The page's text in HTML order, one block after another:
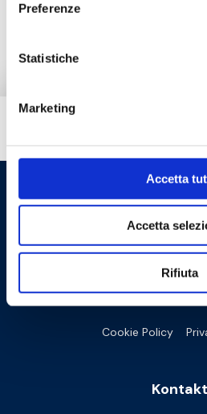
Preferenze
Statistiche
Marketing
Accetta
Accetta
Rifiuta
Cookie Policy
Kontakt